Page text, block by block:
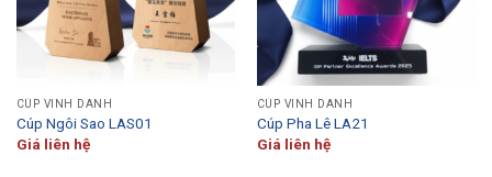
CÚP VINH DANH
Cúp Ngôi Sao LAS01
Giá liên hệ
CÚP VINH DANH
Cúp Pha Lê LA21
Giá liên hệ